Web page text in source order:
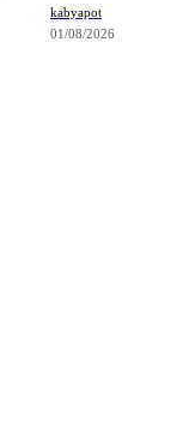
kabyapot
01/08/2026